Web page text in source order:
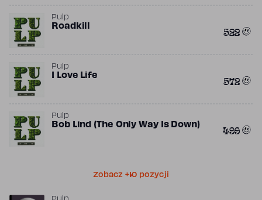
Pulp
Roadkill 522
Pulp
I Love Life 572
Pulp
Bob Lind (The Only Way Is Down) 499
Zobacz +10 pozycji